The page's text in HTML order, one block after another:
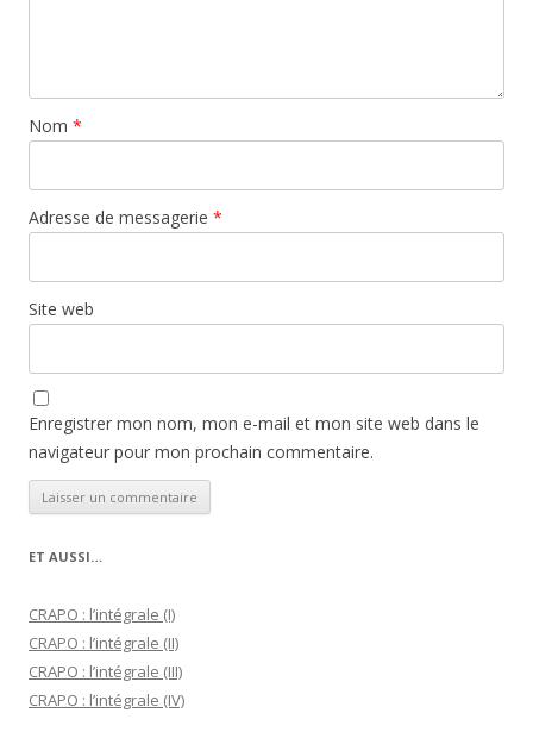
Nom *
Adresse de messagerie *
Site web
Enregistrer mon nom, mon e-mail et mon site web dans le
navigateur pour mon prochain commentaire.
ET AUSSI…
CRAPO : l’intégrale (I)
CRAPO : l’intégrale (II)
CRAPO : l’intégrale (III)
CRAPO : l’intégrale (IV)